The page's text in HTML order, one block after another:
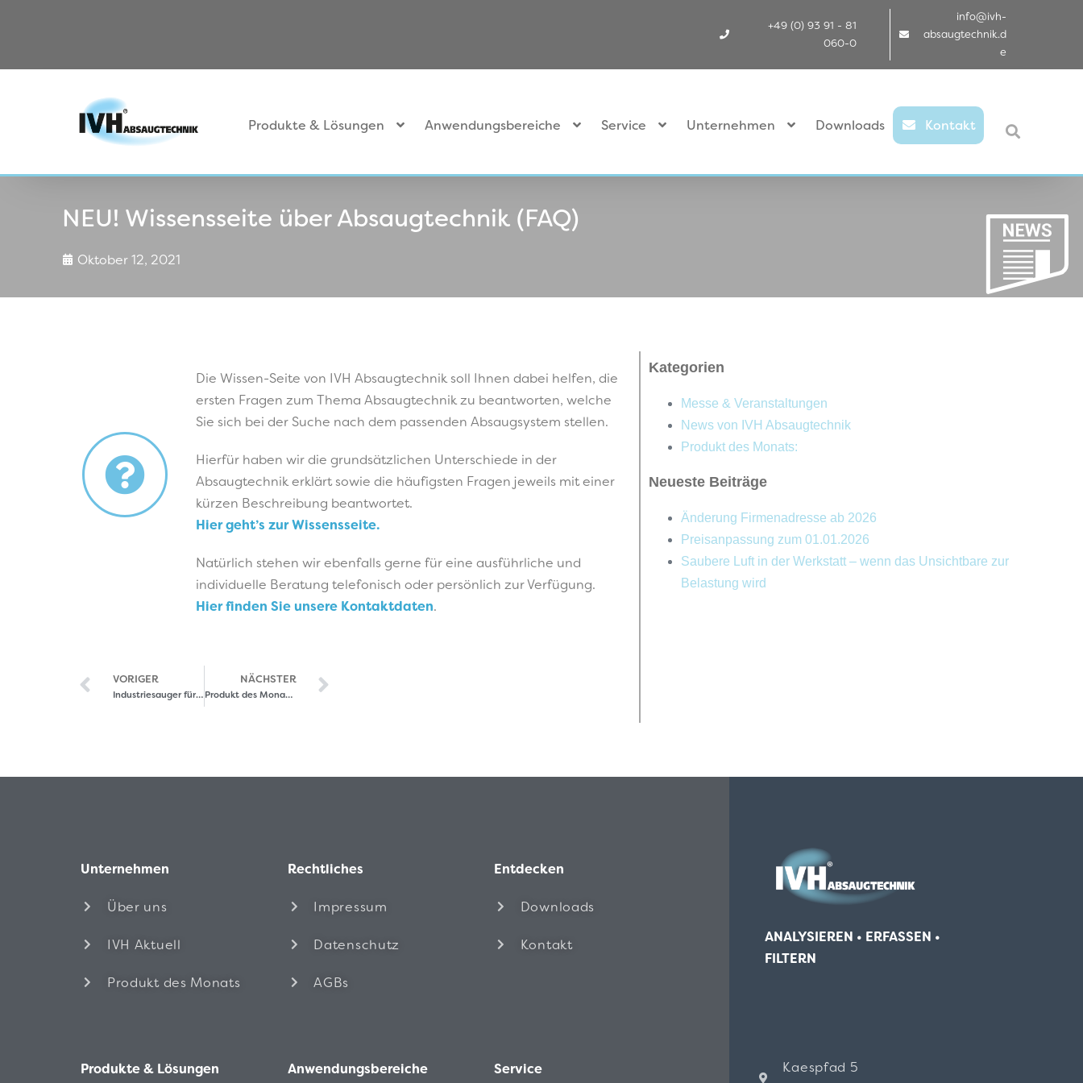
+49 (0) 93 91 - 81
060-0
info@ivh-
absaugtechnik.d
e
Produkte & Lösungen Anwendungsbereiche Service Unternehmen Downloads Kontakt
NEU! Wissensseite über Absaugtechnik (FAQ)
Oktober 12, 2021
Die Wissen-Seite von IVH Absaugtechnik soll Ihnen dabei helfen, die
ersten Fragen zum Thema Absaugtechnik zu beantworten, welche
Sie sich bei der Suche nach dem passenden Absaugsystem stellen.
Hierfür haben wir die grundsätzlichen Unterschiede in der
Absaugtechnik erklärt sowie die häufigsten Fragen jeweils mit einer
kürzen Beschreibung beantwortet.
Hier geht’s zur Wissensseite.
Natürlich stehen wir ebenfalls gerne für eine ausführliche und
individuelle Beratung telefonisch oder persönlich zur Verfügung.
Hier finden Sie unsere Kontaktdaten.
VORIGER
Industriesauger für den 3D-Druck – additive Fertigung
NÄCHSTER
Produkt des Monats Juli – Lötrauchabsaugung LRA 200.1
Kategorien
Messe & Veranstaltungen
News von IVH Absaugtechnik
Produkt des Monats:
Neueste Beiträge
Änderung Firmenadresse ab 2026
Preisanpassung zum 01.01.2026
Saubere Luft in der Werkstatt – wenn das Unsichtbare zur
Belastung wird
Unternehmen
Über uns
IVH Aktuell
Produkt des Monats
Rechtliches
Impressum
Datenschutz
AGBs
Entdecken
Downloads
Kontakt
Produkte & Lösungen Anwendungsbereiche Service
ANALYSIEREN • ERFASSEN •
FILTERN
Kaespfad 5